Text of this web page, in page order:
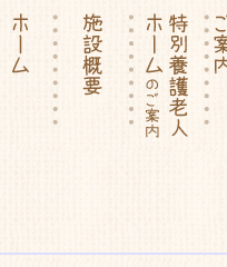
老人ホー